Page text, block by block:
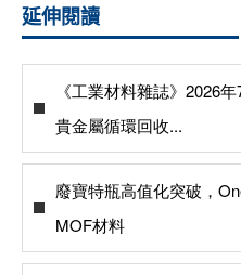
延伸閱讀
《工業材料雜誌》2026
貴金屬循環回收...
廢寶特瓶高值化突破，
MOF材料